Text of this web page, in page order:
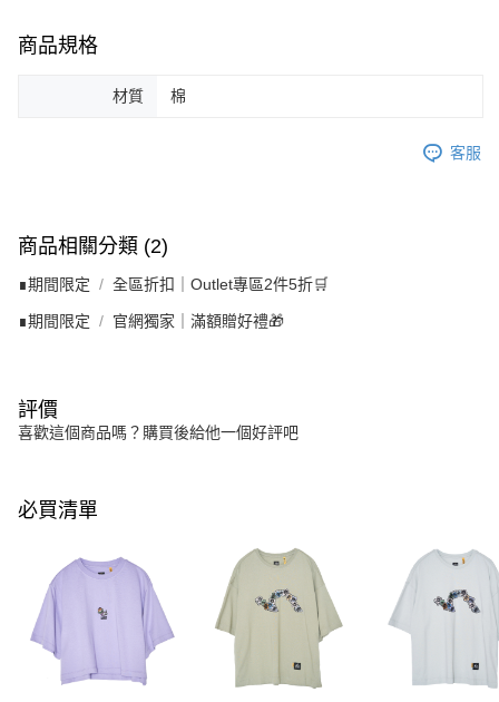
商品規格
材質 棉
客服
商品相關分類 (2)
∎期間限定 全區折扣｜Outlet專區2件5折🛒
∎期間限定 官網獨家｜滿額贈好禮🎁
評價
喜歡這個商品嗎？購買後給他一個好評吧
必買清單